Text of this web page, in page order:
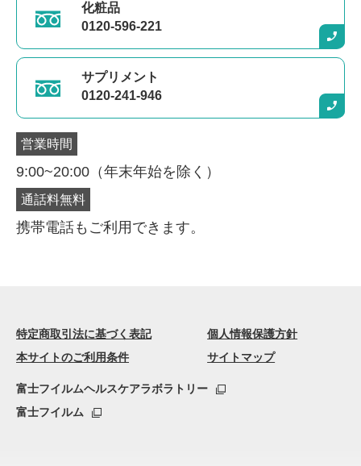
定期購入
通常価格より10%以上おトク
通常購入
本品60g
化粧品
0120-596-221
サプリメント
0120-241-946
営業時間
9:00~20:00（年末年始を除く）
通話料無料
携帯電話もご利用できます。
特定商取引法に基づく表記
個人情報保護方針
本サイトのご利用条件
サイトマップ
富士フイルムヘルスケアラボラトリー
富士フイルム